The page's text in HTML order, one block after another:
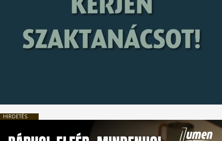
HIRDETÉS